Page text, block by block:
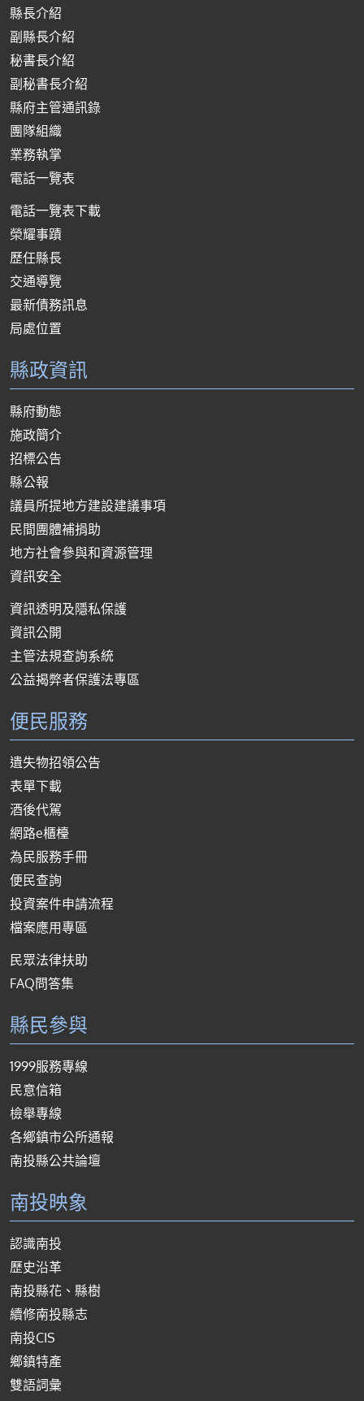
縣長介紹
副縣長介紹
秘書長介紹
副秘書長介紹
縣府主管通訊錄
團隊組織
業務執掌
電話一覽表
電話一覽表下載
榮耀事蹟
歷任縣長
交通導覽
最新債務訊息
局處位置
縣政資訊
縣府動態
施政簡介
招標公告
縣公報
議員所提地方建設建議事項
民間團體補捐助
地方社會參與和資源管理
資訊安全
資訊透明及隱私保護
資訊公開
主管法規查詢系統
公益揭弊者保護法專區
便民服務
遺失物招領公告
表單下載
酒後代駕
網路e櫃檯
為民服務手冊
便民查詢
投資案件申請流程
檔案應用專區
民眾法律扶助
FAQ問答集
縣民參與
1999服務專線
民意信箱
檢舉專線
各鄉鎮市公所通報
南投縣公共論壇
南投映象
認識南投
歷史沿革
南投縣花、縣樹
續修南投縣志
南投CIS
鄉鎮特產
雙語詞彙